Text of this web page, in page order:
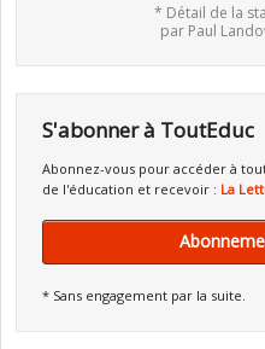
* Détail de la
par Paul
S'abonner à ToutEduc
Abonnez-vous pour accéder à
de l'éducation et recevoir : La
* Sans engagement par la suite.